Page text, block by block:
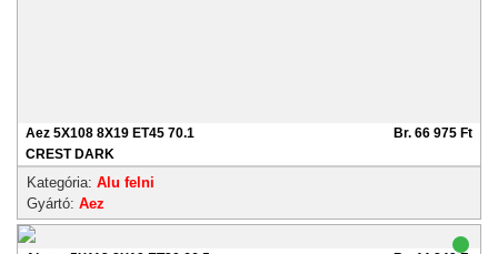
Aez 5X108 8X19 ET45 70.1
CREST DARK
Br. 66 975 Ft
Kategória: Alu felni
Gyártó: Aez